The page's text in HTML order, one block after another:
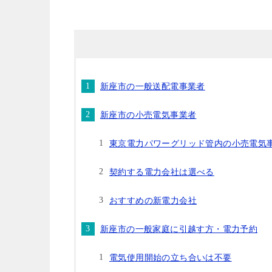
新座市の一般送配電事業者
新座市の小売電気事業者
東京電力パワーグリッド管内の小売電気
契約する電力会社は選べる
おすすめの新電力会社
新座市の一般家庭に引越す方・電力予約
電気使用開始の立ち合いは不要